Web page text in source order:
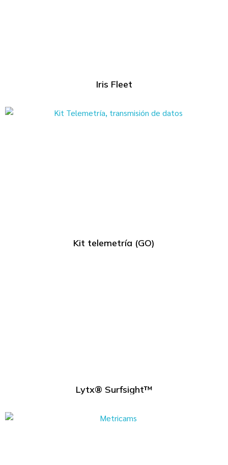
Iris Fleet
Kit telemetría (GO)
Lytx® Surfsight™